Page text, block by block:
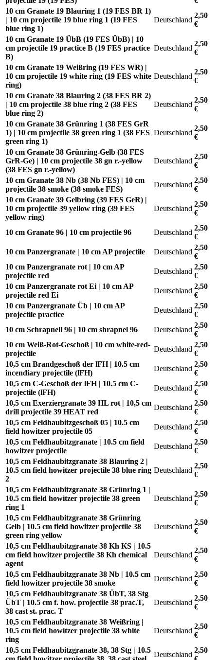
10 cm Granate 19 Blauring 1 (19 FES BR 1)
| 10 cm projectile 19 blue ring 1 (19 FES
blue ring 1)
Deutschland
2,50
€
10 cm Granate 19 ÜbB (19 FES ÜbB) | 10
cm projectile 19 practice B (19 FES practice
B)
Deutschland
2,50
€
10 cm Granate 19 Weißring (19 FES WR) |
10 cm projectile 19 white ring (19 FES white
ring)
Deutschland
2,50
€
10 cm Granate 38 Blauring 2 (38 FES BR 2)
| 10 cm projectile 38 blue ring 2 (38 FES
blue ring 2)
Deutschland
2,50
€
10 cm Granate 38 Grünring 1 (38 FES GrR
1) | 10 cm projectile 38 green ring 1 (38 FES
green ring 1)
Deutschland
2,50
€
10 cm Granate 38 Grünring-Gelb (38 FES
GrR-Ge) | 10 cm projectile 38 gn r.-yellow
(38 FES gn r.-yellow)
Deutschland
2,50
€
10 cm Granate 38 Nb (38 Nb FES) | 10 cm
projectile 38 smoke (38 smoke FES)
Deutschland
2,50
€
10 cm Granate 39 Gelbring (39 FES GeR) |
10 cm projectile 39 yellow ring (39 FES
yellow ring)
Deutschland
2,50
€
10 cm Granate 96 | 10 cm projectile 96 Deutschland
2,50
€
10 cm Panzergranate | 10 cm AP projectile
Deutschland
2,50
€
10 cm Panzergranate rot | 10 cm AP
projectile red
Deutschland
2,50
€
10 cm Panzergranate rot Ei | 10 cm AP
projectile red Ei
Deutschland
2,50
€
10 cm Panzergranate Üb | 10 cm AP
projectile practice
Deutschland
2,50
€
10 cm Schrapnell 96 | 10 cm shrapnel 96
Deutschland
2,50
€
10 cm Weiß-Rot-Geschoß | 10 cm white-red-
projectile
Deutschland
2,50
€
10,5 cm Brandgeschoß der lFH | 10.5 cm
incendiary projectile (lFH)
Deutschland
2,50
€
10,5 cm C-Geschoß der lFH | 10.5 cm C-
projectile (lFH)
Deutschland
2,50
€
10,5 cm Exerziergranate 39 HL rot | 10,5 cm
drill projectile 39 HEAT red
Deutschland
2,50
€
10,5 cm Feldhaubitzgeschoß 05 | 10.5 cm
field howitzer projectile 05
Deutschland
2,50
€
10,5 cm Feldhaubitzgranate | 10.5 cm field
howitzer projectile
Deutschland
2,50
€
10,5 cm Feldhaubitzgranate 38 Blauring 2 |
10.5 cm field howitzer projectile 38 blue ring
2
Deutschland
2,50
€
10,5 cm Feldhaubitzgranate 38 Grünring 1 |
10.5 cm field howitzer projectile 38 green
ring 1
Deutschland
2,50
€
10,5 cm Feldhaubitzgranate 38 Grünring
Gelb | 10.5 cm field howitzer projectile 38
green ring yellow
Deutschland
2,50
€
10,5 cm Feldhaubitzgranate 38 Kh KS | 10.5
cm field howitzer projectile 38 Kh chemical
agent
Deutschland
2,50
€
10,5 cm Feldhaubitzgranate 38 Nb | 10.5 cm
field howitzer projectile 38 smoke
Deutschland
2,50
€
10,5 cm Feldhaubitzgranate 38 ÜbT, 38 Stg
ÜbT | 10.5 cm f. how. projectile 38 prac.T,
38 cast st. prac. T
Deutschland
2,50
€
10,5 cm Feldhaubitzgranate 38 Weißring |
10.5 cm field howitzer projectile 38 white
ring
Deutschland
2,50
€
10,5 cm Feldhaubitzgranate 38, 38 Stg | 10.5
Deutschland
2,50